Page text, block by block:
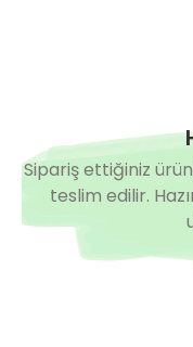
Sipariş ettiğiniz
teslim edilir.